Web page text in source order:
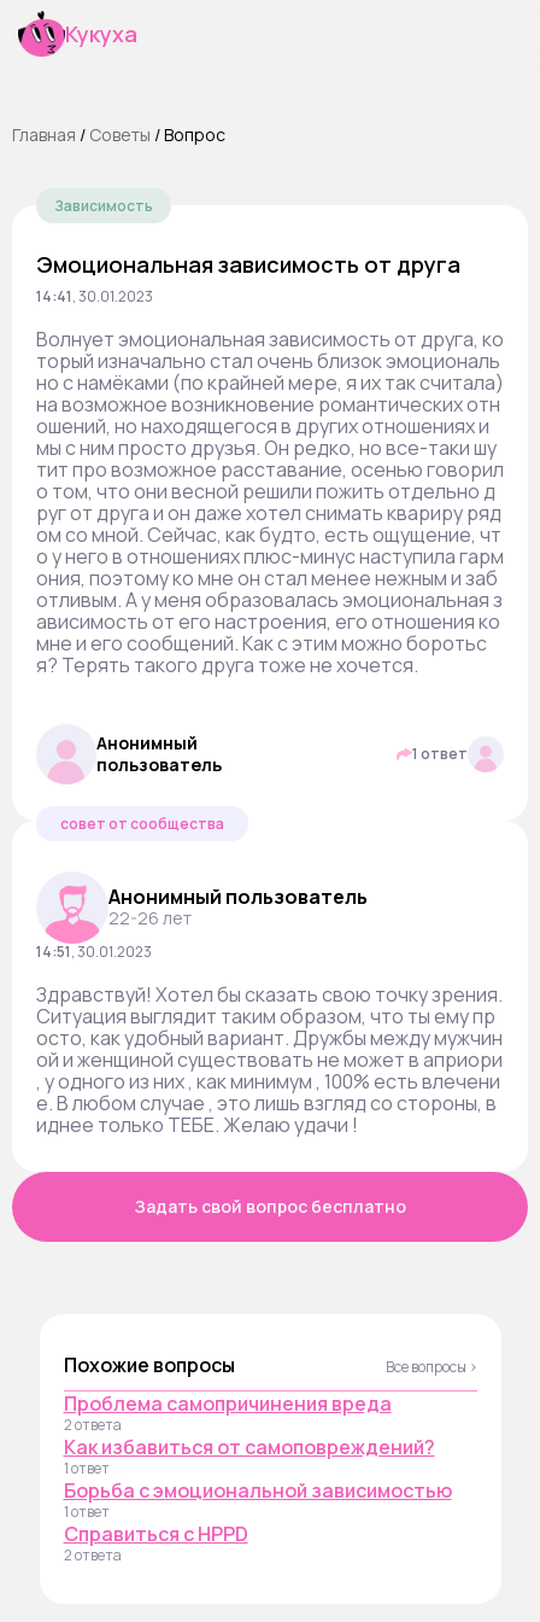
Кукуха
Главная / Cоветы /Вопрос
Зависимость
Эмоциональная зависимость от друга
14:41,30.01.2023
Волнует эмоциональная зависимость от друга, ко
торый изначально стал очень близок эмоциональ
но с намёками (по крайней мере, я их так считала)
на возможное возникновение романтических отн
ошений, но находящегося в других отношениях и
мы с ним просто друзья. Он редко, но все-таки шу
тит про возможное расставание, осенью говорил
о том, что они весной решили пожить отдельно д
руг от друга и он даже хотел снимать квариру ряд
ом со мной. Сейчас, как будто, есть ощущение, чт
о у него в отношениях плюс-минус наступила гарм
ония, поэтому ко мне он стал менее нежным и заб
отливым. А у меня образовалась эмоциональная з
ависимость от его настроения, его отношения ко
мне и его сообщений. Как с этим можно боротьс
я? Терять такого друга тоже не хочется.
Анонимный
пользователь
1 ответ
совет от сообщества
Анонимный пользователь
22-26 лет
14:51,30.01.2023
Здравствуй! Хотел бы сказать свою точку зрения.
Ситуация выглядит таким образом, что ты ему пр
осто, как удобный вариант. Дружбы между мужчин
ой и женщиной существовать не может в априори
, у одного из них , как минимум , 100% есть влечени
е. В любом случае , это лишь взгляд со стороны, в
иднее только ТЕБЕ. Желаю удачи !
Задать свой вопрос бесплатно
Похожие вопросы Все вопросы ›
Проблема самопричинения вреда
2 ответа
Как избавиться от самоповреждений?
1 ответ
Борьба с эмоциональной зависимостью
1 ответ
Справиться с HPPD
2 ответа